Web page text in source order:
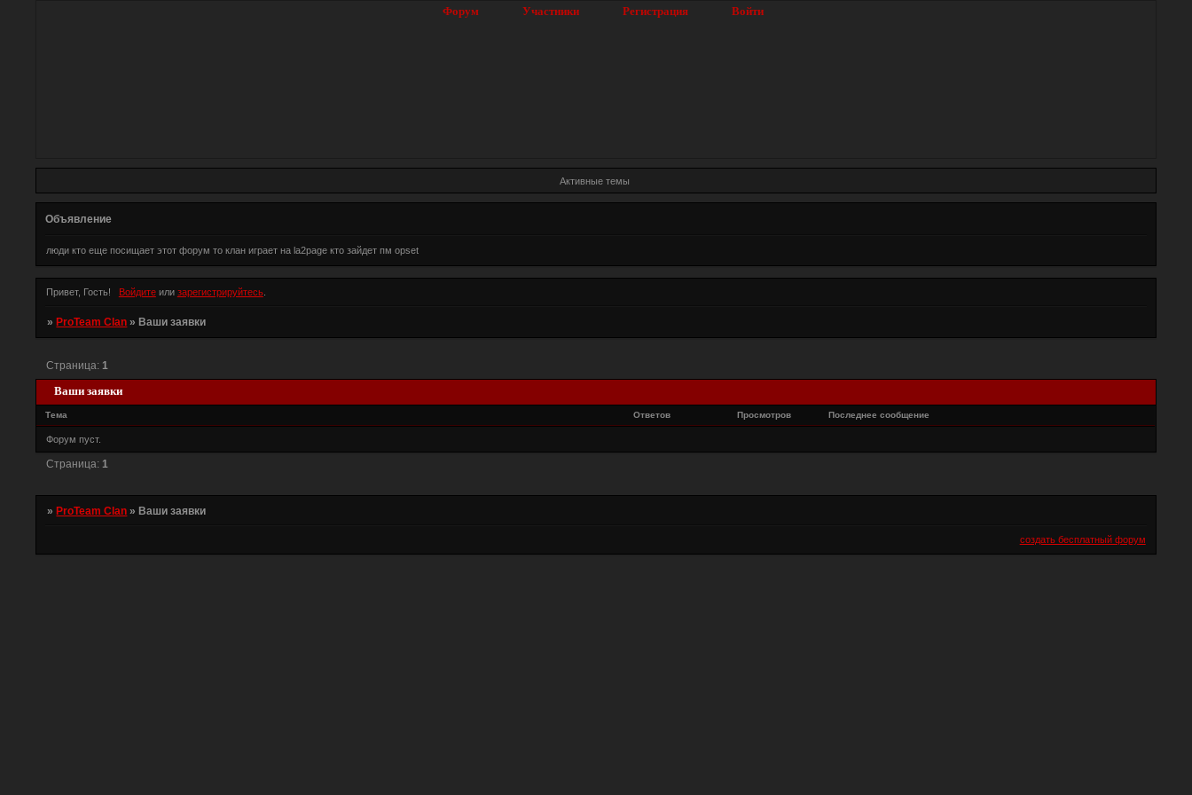
Форум Участники Регистрация Войти
Активные темы
Объявление
люди кто еще посищает этот форум то клан играет на la2page кто зайдет пм opset
Привет, Гость! Войдитеили зарегистрируйтесь.
»ProTeam Clan »Ваши заявки
Ваши заявки
Страница: 1
Тема Ответов Просмотров Последнее сообщение
Форум пуст.
Страница:1
» ProTeam Clan » Ваши заявки
создать бесплатный форум